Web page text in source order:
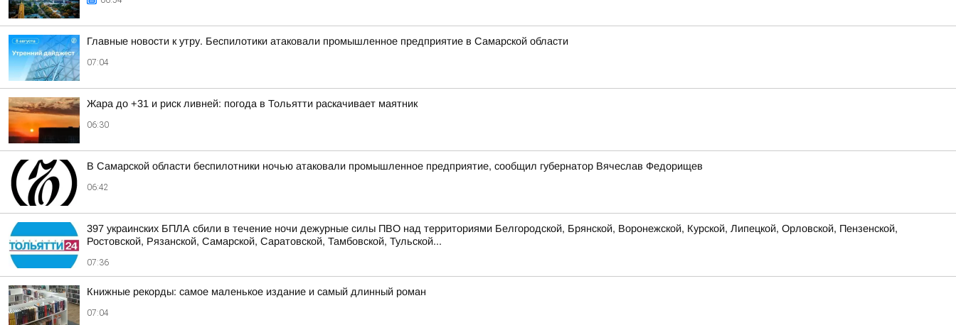
Главные новости к утру. Беспилотики атаковали промышленное предприятие в Самарской области
07:04
Жара до +31 и риск ливней: погода в Тольятти раскачивает маятник
06:30
В Самарской области беспилотники ночью атаковали промышленное предприятие, сообщил губернатор Вячеслав Федорищев
06:42
397 украинских БПЛА сбили в течение ночи дежурные силы ПВО над территориями Белгородской, Брянской, Воронежской, Курской, Липецкой, Орловской, Пензенской,
Ростовской, Рязанской, Самарской, Саратовской, Тамбовской, Тульской...
07:36
Книжные рекорды: самое маленькое издание и самый длинный роман
07:04